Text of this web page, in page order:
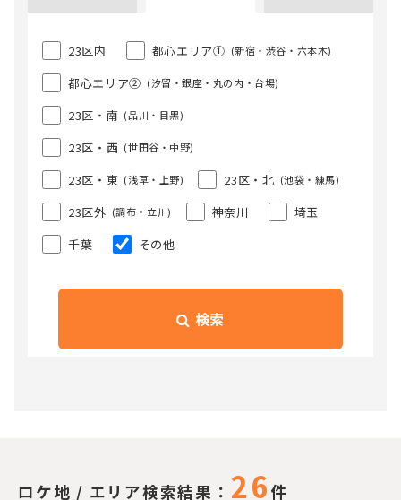
23区内 都心エリア① (新宿・渋谷・六本木)
都心エリア② (汐留・銀座・丸の内・台場)
23区・南 (品川・目黒)
23区・西 (世田谷・中野)
23区・東 (浅草・上野) 23区・北 (池袋・練馬)
23区外 (調布・立川) 神奈川
埼玉
千葉
その他
検索
ロケ地 / エリア検索結果： 26 件